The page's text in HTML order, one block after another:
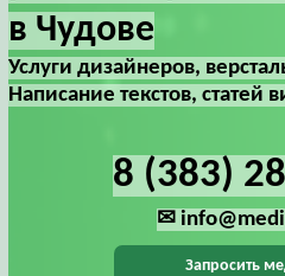
в Чудове
Услуги дизайнеров,
Написание текстов, статей
8 (383)
✉
Запросить